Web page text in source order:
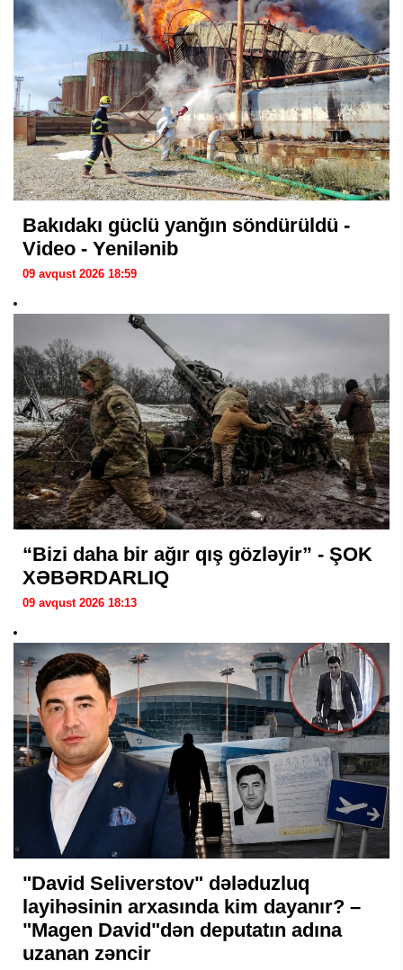
Bakıdakı güclü yanğın söndürüldü -
Video - Yenilənib
09 avqust 2026 18:59
“Bizi daha bir ağır qış gözləyir” - ŞOK
XƏBƏRDARLIQ
09 avqust 2026 18:13
"David Seliverstov" dələduzluq
layihəsinin arxasında kim dayanır? –
"Magen David"dən deputatın adına
uzanan zəncir